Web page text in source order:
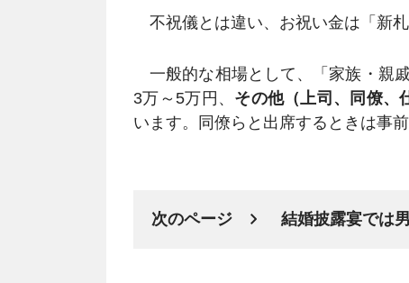
不祝儀とは違い、お祝い金は「新札
一般的な相場として、「家族・親
3万～5万円、 その他（上司、同僚、
います。同僚らと出席するときは事
次のページ 結婚披露宴では